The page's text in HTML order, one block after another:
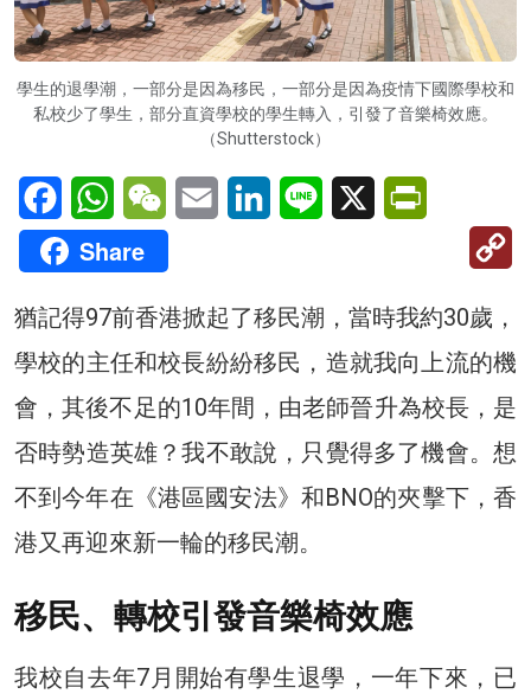
學生的退學潮，一部分是因為移民，一部分是因為疫情下國際學校和
私校少了學生，部分直資學校的學生轉入，引發了音樂椅效應。
（Shutterstock）
FacebookWhatsAppWeChatEmail LinkedInLine X
Share
猶記得97前香港掀起了移民潮，當時我約30歲，
學校的主任和校長紛紛移民，造就我向上流的機
會，其後不足的10年間，由老師晉升為校長，是
否時勢造英雄？我不敢說，只覺得多了機會。想
不到今年在《港區國安法》和BNO的夾擊下，香
港又再迎來新一輪的移民潮。
移民、轉校引發音樂椅效應
我校自去年7月開始有學生退學，一年下來，已